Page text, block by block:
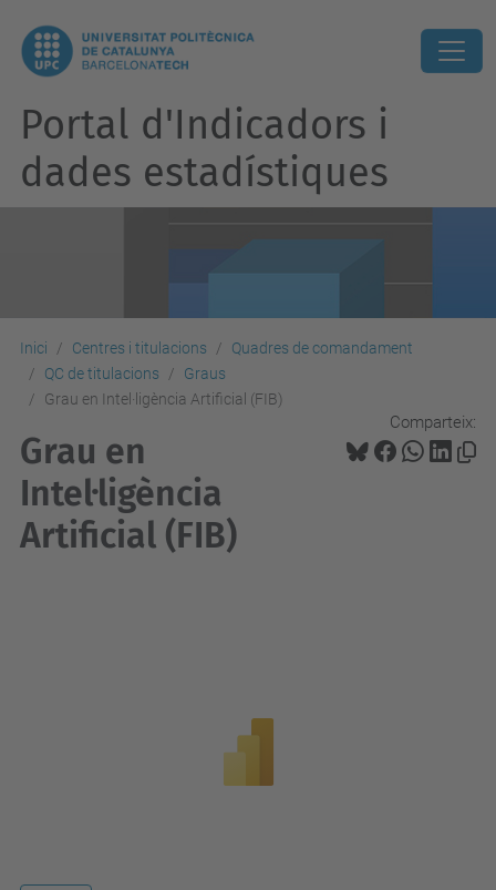
Portal d'Indicadors i
dades estadístiques
Inici Centres i titulacions
Quadres de comandament
QC de titulacions
Graus
Grau en Intel·ligència Artificial (FIB)
Comparteix:
Grau en
Intel·ligència
Artificial (FIB)